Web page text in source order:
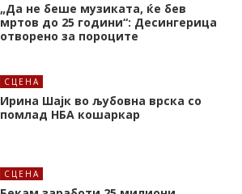
„Да не беше музиката, ќе бев
мртов до 25 години“: Десингерица
отворено за пороците
СЦЕНА
Ирина Шајк во љубовна врска со
помлад НБА кошаркар
СЦЕНА